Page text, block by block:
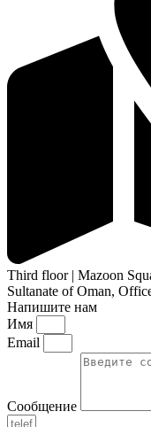
Third floor | Mazoon
Sultanate of Oman,
Напишите нам
Имя
Email
Сообщение